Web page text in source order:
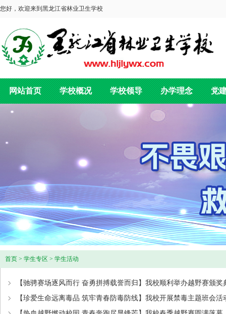
您好，欢迎来到黑龙江省林业卫生学校
网站首页 学校概况 学校领导 办学理念 党
首页 > 学生专区 > 学生活动
【驰骋赛场逐风而行 奋勇拼搏载誉而归】我校顺利举办越野赛颁奖
【珍爱生命远离毒品 筑牢青春防毒防线】我校开展禁毒主题班会活